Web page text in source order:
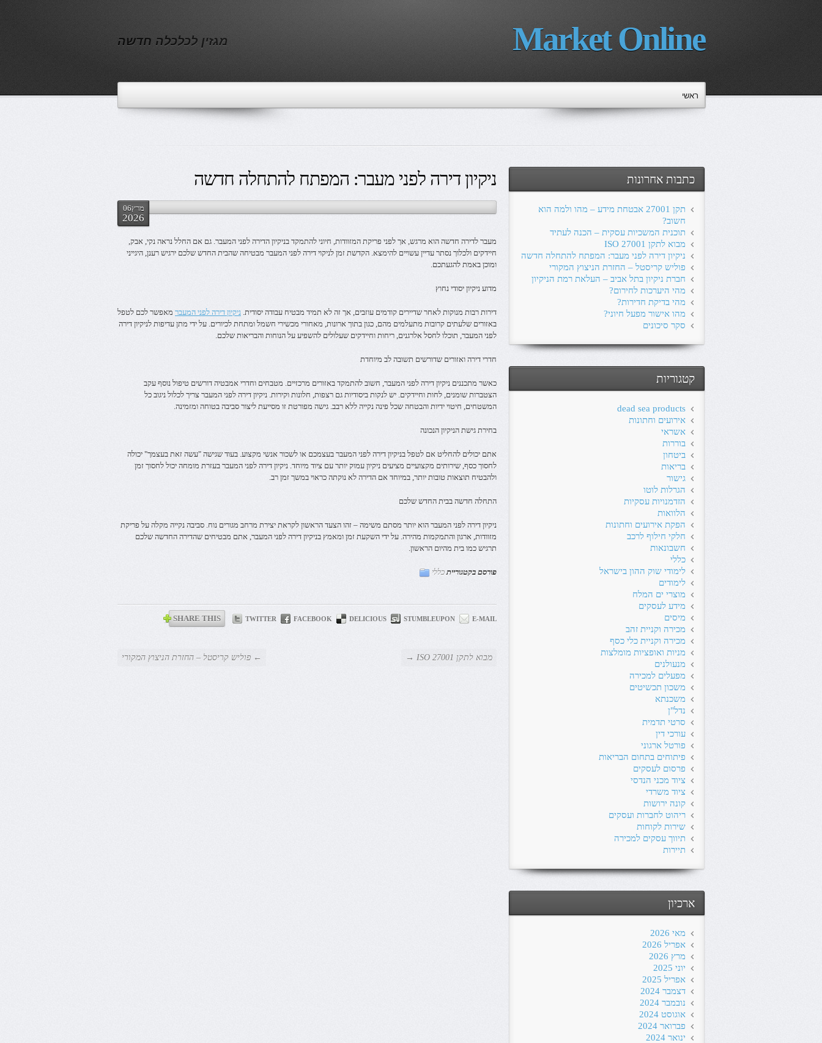
Market Online מגזין לכלכלה חדשה
ראשי
ניקיון דירה לפני מעבר: המפתח להתחלה חדשה
מרץ06
2026
מעבר לדירה חדשה הוא מרגש, אך לפני פריקת המזוודות, חיוני להתמקד בניקיון הדירה לפני המעבר. גם אם החלל נראה נקי, אבק,
חיידקים ולכלוך נסתר עדיין עשויים להימצא. הקדשת זמן לניקוי דירה לפני המעבר מבטיחה שהבית החדש שלכם ירגיש רענן, היגייני
ומוכן באמת להגעתכם.
מדוע ניקיון יסודי נחוץ
דירות רבות מנוקות לאחר שדיירים קודמים עוזבים, אך זה לא תמיד מבטיח עבודה יסודית. ניקיון דירה לפני המעבר מאפשר לכם לטפל
באזורים שלעתים קרובות מתעלמים מהם, כגון בתוך ארונות, מאחורי מכשירי חשמל ומתחת לכיורים. על ידי מתן עדיפות לניקיון דירה
לפני המעבר, תוכלו לחסל אלרגנים, ריחות וחיידקים שעלולים להשפיע על הנוחות והבריאות שלכם.
חדרי דירה ואזורים שדורשים תשובה לב מיוחדת
כאשר מתכננים ניקיון דירה לפני המעבר, חשוב להתמקד באזורים מרכזיים. מטבחים וחדרי אמבטיה דורשים טיפול נוסף עקב
הצטברות שומנים, לחות וחיידקים. יש לנקות ביסודיות גם רצפות, חלונות וקירות. ניקיון דירה לפני המעבר צריך לכלול ניגוב כל
המשטחים, חיטוי ידיות והבטחה שכל פינה נקייה ללא רבב. גישה מפורטת זו מסייעת ליצור סביבה בטוחה ומזמינה.
בחירת גישת הניקיון הנכונה
אתם יכולים להחליט אם לטפל בניקיון דירה לפני המעבר בעצמכם או לשכור אנשי מקצוע. בעוד שגישה "עשה זאת בעצמך" יכולה
לחסוך כסף, שירותים מקצועיים מציעים ניקיון עמוק יותר עם ציוד מיוחד. ניקיון דירה לפני המעבר בעזרת מומחה יכול לחסוך זמן
ולהבטיח תוצאות טובות יותר, במיוחד אם הדירה לא נוקתה כראוי במשך זמן רב.
התחלה חדשה בבית החדש שלכם
ניקיון דירה לפני המעבר הוא יותר מסתם משימה – זהו הצעד הראשון לקראת יצירת מרחב מגורים נוח. סביבה נקייה מקלה על פריקת
מזוודות, ארגון והתמקמות מהירה. על ידי השקעת זמן ומאמץ בניקיון דירה לפני המעבר, אתם מבטיחים שהדירה החדשה שלכם
תרגיש כמו בית מהיום הראשון.
פורסם בקטגוריית כללי
SHARE THIS TWITTER FACEBOOK DELICIOUS STUMBLEUPON E-MAIL
← פוליש קריסטל – החזרת הניצוץ המקורי מבוא לתקן ISO 27001 →
כתבות אחרונות
תקן 27001 אבטחת מידע – מהו ולמה הוא
חשוב?
תוכנית המשכיות עסקית – הכנה לעתיד
מבוא לתקן ISO 27001
ניקיון דירה לפני מעבר: המפתח להתחלה חדשה
פוליש קריסטל – החזרת הניצוץ המקורי
חברת ניקיון בתל אביב – העלאת רמת הניקיון
מהי היערכות לחירום?
מהי בדיקת חדירות?
מהו אישור מפעל חיוני?
סקר סיכונים
קטגוריות
dead sea products
אירועים וחתונות
אשראי
בוררות
ביטחון
בריאות
גישור
הגרלות לוטו
הזדמנויות עסקיות
הלוואות
הפקת אירועים וחתונות
חלקי חילוף לרכב
חשבונאות
כללי
לימודי שוק ההון בישראל
לימודים
מוצרי ים המלח
מידע לעסקים
מיסים
מכירה וקניית זהב
מכירה וקניית כלי כסף
מניות ואופציות מומלצות
מנעולנים
מפעלים למכירה
משכון תכשיטים
משכנתא
נדל"ן
סרטי תדמית
עורכי דין
פורטל ארגוני
פיתוחים בתחום הבריאות
פרסום לעסקים
ציוד מכני הנדסי
ציוד משרדי
קונה ירושות
ריהוט לחברות ועסקים
שירות לקוחות
תיווך עסקים למכירה
תיירות
ארכיון
מאי 2026
אפריל 2026
מרץ 2026
יוני 2025
אפריל 2025
דצמבר 2024
נובמבר 2024
אוגוסט 2024
פברואר 2024
ינואר 2024